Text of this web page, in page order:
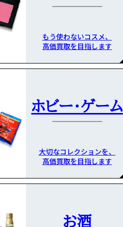
もう使わないコスメ、
高価買取を目指します
ホビー・ゲーム
大切なコレクションを、
高価買取を目指します
お酒